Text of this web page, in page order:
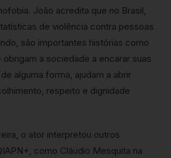
João acredita que no Brasil,
de violência contra pessoas
são importantes histórias como
obrigam a sociedade a encarar suas
alguma forma, ajudam a abrir
respeito e dignidade
o ator interpretou outros
como Cláudio Mesquita na